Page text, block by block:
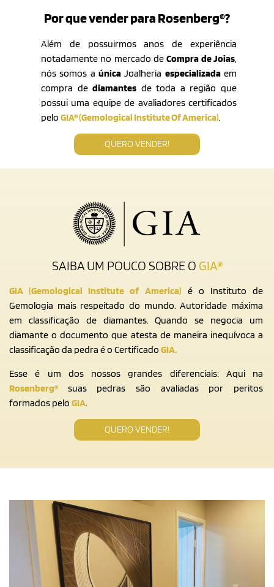
Por que vender para Rosenberg®?
Além de possuirmos anos de experiência
notadamente no mercado deCompra de Joias,
nós somos a única Joalheria especializadaem
compra dediamantes de toda a região que
possui uma equipe de avaliadores certificados
pelo GIA® (Gemological Institute Of America).
QUERO VENDER!
SAIBA UM POUCO SOBRE O GIA®
GIA(Gemological Institute of America) é o Instituto de
Gemologia mais respeitado do mundo. Autoridade máxima
em classificação de diamantes. Quando se negocia um
diamante o documento que atesta de maneira inequívoca a
classificação da pedra é o Certificado GIA.
Esse é um dos nossos grandes diferenciais: Aqui na
Rosenberg® suas pedras são avaliadas por peritos
formados pelo GIA.
QUERO VENDER!